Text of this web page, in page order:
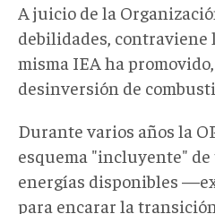
A juicio de la
debilidades, contraviene
misma IEA ha
desinversión de
Durante varios años la
esquema "incluyente"
energías disponibles
para encarar la